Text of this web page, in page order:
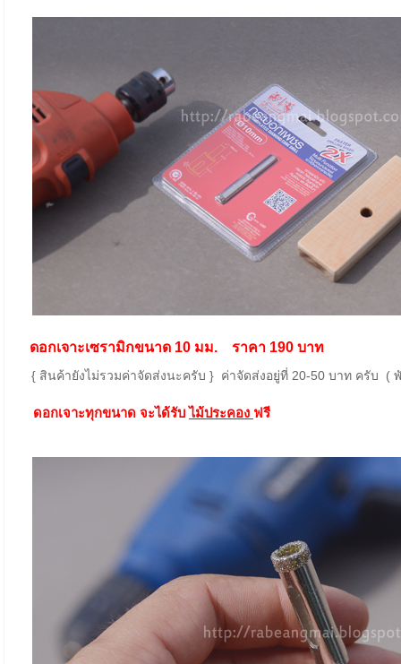
ดอกเจาะเซรามิกขนาด 10 มม. ราคา 190 บาท
{ สินค้ายังไม่รวมค่าจัดส่งนะครับ } ค่าจัดส่งอยู่ที่ 20-50 บาท ครับ (
ดอกเจาะทุกขนาด จะได้รับ ไม้ประคอง ฟรี